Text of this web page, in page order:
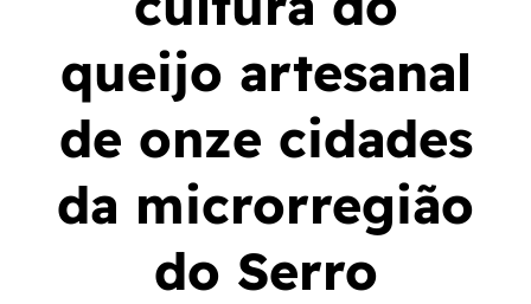
queijo artesanal
de onze cidades
da microrregião
do Serro